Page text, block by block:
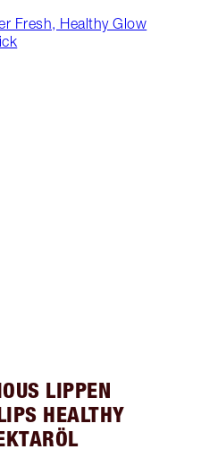
Fresh, Healthy Glow
LIPPEN
HEALTHY